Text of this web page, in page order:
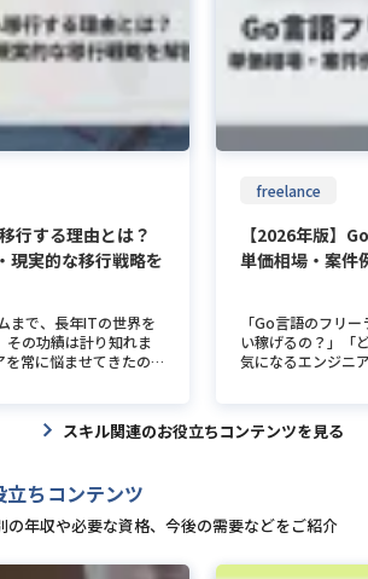
す。 まとめると、や
できなかったからフリ
感じでした。まだ若か
ディレクション周りに
は何でしょうか？ ま
思っていましたが、シス
とれる点に魅力を感じ
いのですが、PMやPLの
してプロジェクトを推
抱いたのが興味を持っ
ーランスになるにあた
したか？ 不安だらけ
リーランスがたくさん
ーランスがもっと少な
ば会社からフォローがあ
は、確定申告とか青
やるの？という感じで
ーランスになる前と後
になりました。 自分
のでしょうか？ そ
薄かったです。(笑
薄だったし、して
したね。 ーフリー
ったり、「継続的
も必要」みたいな
なることはないな
かし、同じ現場に
なものではないと
ば、SIerでJavaの
で、フリーランス
常駐することは簡
富で、その中から
ような変化があり
ができました。 た
行する理由とは？
現実的な移行戦略を
まで、長年ITの世界を
の功績は計り知れま
常に悩ませてきたのが
われています。気をつけ
ベルを超えて、言語の仕
の移行は、より安全
し続けられるシステム
選択として注目されて
行を考えていくべきか
freelance
【2026年版】
単価相場・案件
「Go言語のフリ
い稼げるの？」「
気になるエンジニ
2009年にGoogle
で運用される大規
る生産性と保守性
語としての高いパ
スキル関連のお役立ちコンテンツを見る
ちコンテンツ
の年収や必要な資格、今後の需要などをご紹介